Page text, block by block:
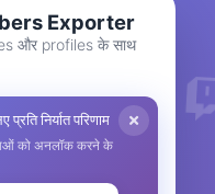
Exporter
और profiles के साथ
निर्यात परिणाम
को अनलॉक करने के